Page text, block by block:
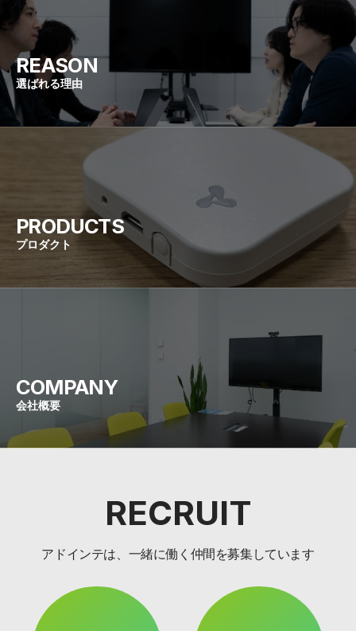
選ばれる理由
REASON
プロダクト
PRODUCTS
会社概要
COMPANY
RECRUIT
アドインテは、一緒に働く仲間を募集しています